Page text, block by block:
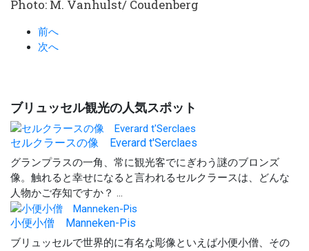
Photo: M. Vanhulst/ Coudenberg
前へ
次へ
ブリュッセル観光の人気スポット
セルクラースの像 Everard t'Serclaes
グランプラスの一角、常に観光客でにぎわう謎のブロンズ
像。触れると幸せになると言われるセルクラースは、どんな
人物かご存知ですか？ ...
小便小僧 Manneken-Pis
ブリュッセルで世界的に有名な彫像といえば小便小僧、その